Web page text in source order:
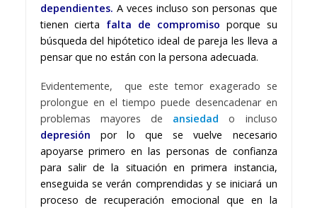
dependientes. A veces incluso son personas que
tienen cierta falta de compromiso porque su
búsqueda del hipótetico ideal de pareja les lleva a
pensar que no están con la persona adecuada.
Evidentemente, que este temor exagerado se
prolongue en el tiempo puede desencadenar en
problemas mayores de ansiedad
o incluso
depresión por lo que se vuelve necesario
apoyarse primero en las personas de confianza
para salir de la situación en primera instancia,
enseguida se verán comprendidas y se iniciará un
proceso de recuperación emocional que en la